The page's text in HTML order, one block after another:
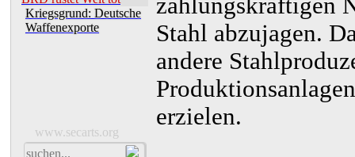
Kriegsgrund: Deutsche
Waffenexporte
www.secarts.org
zahlungskräftigen
Stahl abzujagen.
andere
erzielen.